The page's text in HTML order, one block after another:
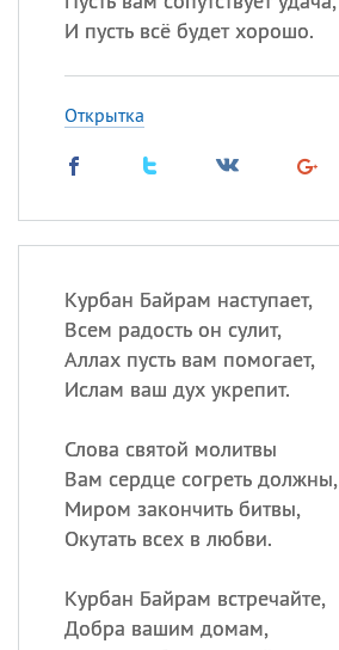
И пусть всё будет хорошо.
Открытка
Курбан Байрам наступает,
Всем радость он сулит,
Аллах пусть вам помогает,
Ислам ваш дух укрепит.
Слова святой молитвы
Вам сердце согреть должны,
Миром закончить битвы,
Окутать всех в любви.
Курбан Байрам встречайте,
Добра вашим домам,